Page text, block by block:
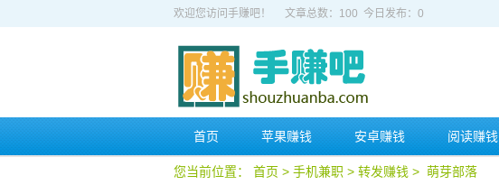
欢迎您访问手赚吧！ 文章总数：100 今日发布：0
首页 苹果赚钱 安卓赚钱 阅读赚钱
您当前位置： 首页 > 手机兼职 > 转发赚钱 > 萌芽部落